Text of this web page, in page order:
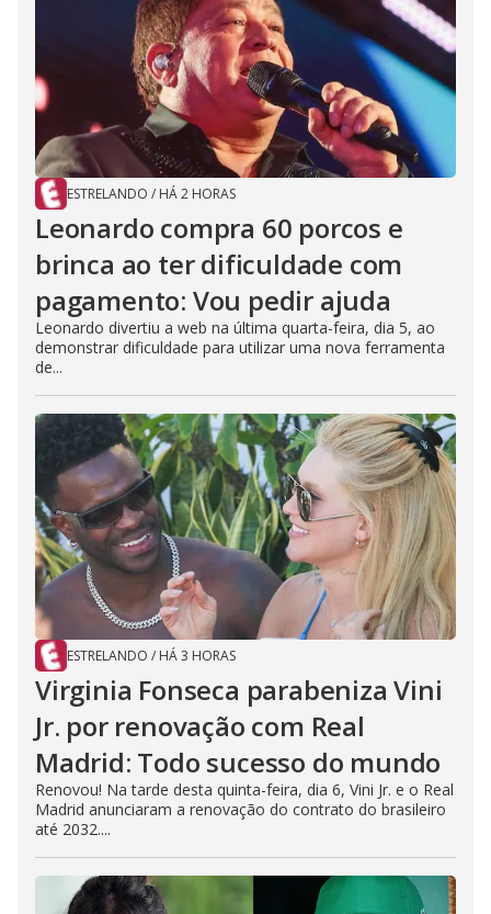
ESTRELANDO / HÁ 2 HORAS
Leonardo compra 60 porcos e
brinca ao ter dificuldade com
pagamento: Vou pedir ajuda
Leonardo divertiu a web na última quarta-feira, dia 5, ao
demonstrar dificuldade para utilizar uma nova ferramenta
de...
ESTRELANDO / HÁ 3 HORAS
Virginia Fonseca parabeniza Vini
Jr. por renovação com Real
Madrid: Todo sucesso do mundo
Renovou! Na tarde desta quinta-feira, dia 6, Vini Jr. e o Real
Madrid anunciaram a renovação do contrato do brasileiro
até 2032....